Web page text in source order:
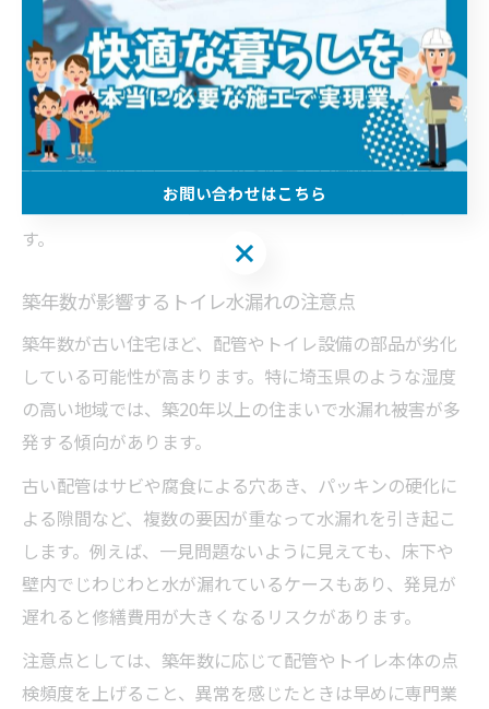
漏れや床材の腐食につながるケースも見られます。
対策としては、定期的な配管点検と、パッキンや給水管
など消耗部品の早めの交換が有効です。また、湿度対策
として換気扇や除湿機を活用し、配管周辺の湿気を抑え
ることも重要です。これらの予防策を日常的に取り入れ
ることで、トイレ水漏れの発生リスクを大幅に減らせま
す。
築年数が影響するトイレ水漏れの注意点
築年数が古い住宅ほど、配管やトイレ設備の部品が劣化
している可能性が高まります。特に埼玉県のような湿度
の高い地域では、築20年以上の住まいで水漏れ被害が多
発する傾向があります。
古い配管はサビや腐食による穴あき、パッキンの硬化に
よる隙間など、複数の要因が重なって水漏れを引き起こ
します。例えば、一見問題ないように見えても、床下や
壁内でじわじわと水が漏れているケースもあり、発見が
遅れると修繕費用が大きくなるリスクがあります。
注意点としては、築年数に応じて配管やトイレ本体の点
検頻度を上げること、異常を感じたときは早めに専門業
お問い合わせはこちら
お問い合わせはこちら